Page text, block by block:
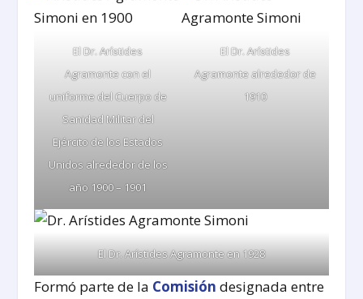
El Dr. Arístides
Agramonte con el
uniforme del Cuerpo de
Sanidad Militar del
Ejército de los Estados
Unidos alrededor de los
año 1900 – 1901
El Dr. Arístides
Agramonte alrededor de
1910
El Dr. Arístides Agramonte en 1928
Formó parte de la Comisión designada entre